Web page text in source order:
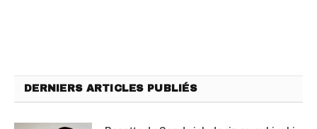
DERNIERS ARTICLES PUBLIÉS